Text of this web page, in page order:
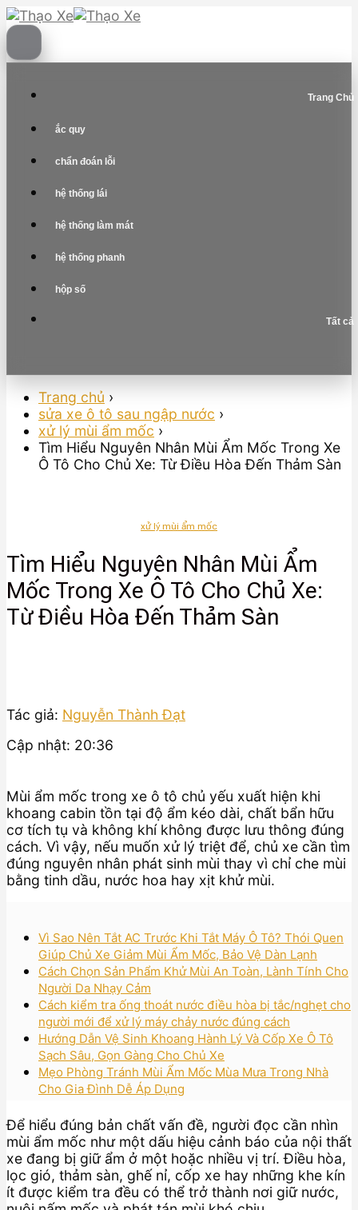
Skip
to
content
Trang Chủ
ắc quy
chẩn đoán lỗi
hệ thống lái
hệ thống làm mát
hệ thống phanh
hộp số
Tất cả
Trang chủ ›
sửa xe ô tô sau ngập nước ›
xử lý mùi ẩm mốc ›
Tìm Hiểu Nguyên Nhân Mùi Ẩm Mốc Trong Xe
Ô Tô Cho Chủ Xe: Từ Điều Hòa Đến Thảm Sàn
xử lý mùi ẩm mốc
Tìm Hiểu Nguyên Nhân Mùi Ẩm
Mốc Trong Xe Ô Tô Cho Chủ Xe:
Từ Điều Hòa Đến Thảm Sàn
Tác giả: Nguyễn Thành Đạt
Cập nhật: 20:36
Mùi ẩm mốc trong xe ô tô chủ yếu xuất hiện khi
khoang cabin tồn tại độ ẩm kéo dài, chất bẩn hữu
cơ tích tụ và không khí không được lưu thông đúng
cách. Vì vậy, nếu muốn xử lý triệt để, chủ xe cần tìm
đúng nguyên nhân phát sinh mùi thay vì chỉ che mùi
bằng tinh dầu, nước hoa hay xịt khử mùi.
Vì Sao Nên Tắt AC Trước Khi Tắt Máy Ô Tô? Thói Quen
Giúp Chủ Xe Giảm Mùi Ẩm Mốc, Bảo Vệ Dàn Lạnh
Cách Chọn Sản Phẩm Khử Mùi An Toàn, Lành Tính Cho
Người Da Nhạy Cảm
Cách kiểm tra ống thoát nước điều hòa bị tắc/nghẹt cho
người mới để xử lý máy chảy nước đúng cách
Hướng Dẫn Vệ Sinh Khoang Hành Lý Và Cốp Xe Ô Tô
Sạch Sâu, Gọn Gàng Cho Chủ Xe
Mẹo Phòng Tránh Mùi Ẩm Mốc Mùa Mưa Trong Nhà
Cho Gia Đình Dễ Áp Dụng
Để hiểu đúng bản chất vấn đề, người đọc cần nhìn
mùi ẩm mốc như một dấu hiệu cảnh báo của nội thất
xe đang bị giữ ẩm ở một hoặc nhiều vị trí. Điều hòa,
lọc gió, thảm sàn, ghế nỉ, cốp xe hay những khe kín
ít được kiểm tra đều có thể trở thành nơi giữ nước,